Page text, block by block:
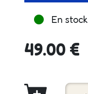
En stock
49.00 €